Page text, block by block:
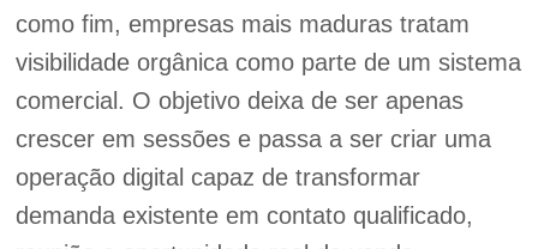
como fim, empresas mais maduras tratam
visibilidade orgânica como parte de um sistema
comercial. O objetivo deixa de ser apenas
crescer em sessões e passa a ser criar uma
operação digital capaz de transformar
demanda existente em contato qualificado,